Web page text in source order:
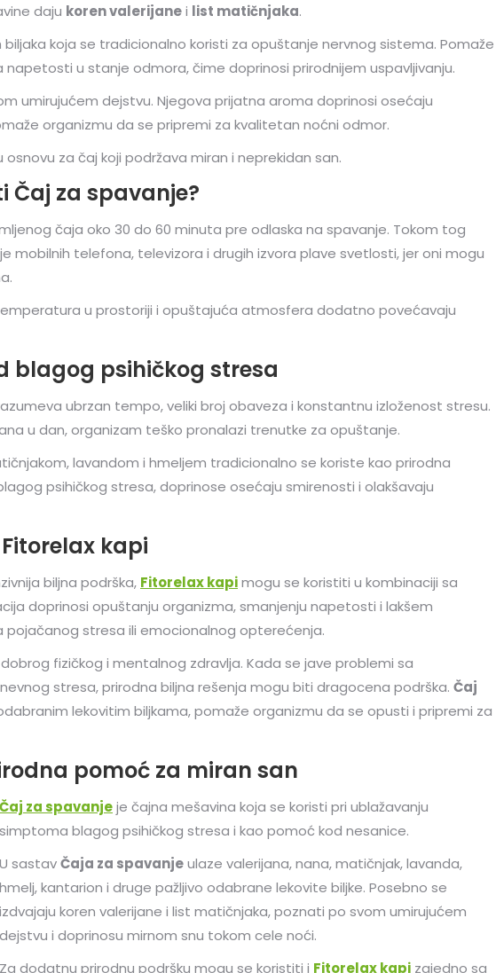
daju koren valerijanei list matičnjaka.
koja se tradicionalno koristi za opuštanje nervnog sistema. Pomaže
u stanje odmora, čime doprinosi prirodnijem uspavljivanju.
umirujućem dejstvu. Njegova prijatna aroma doprinosi osećaju
organizmu da se pripremi za kvalitetan noćni odmor.
za čaj koji podržava miran i neprekidan san.
Čaj za spavanje?
čaja oko 30 do 60 minuta pre odlaska na spavanje. Tokom tog
mobilnih telefona, televizora i drugih izvora plave svetlosti, jer oni mogu
u prostoriji i opuštajuća atmosfera dodatno povećavaju
blagog psihičkog stresa
ubrzan tempo, veliki broj obaveza i konstantnu izloženost stresu.
u dan, organizam teško pronalazi trenutke za opuštanje.
lavandom i hmeljem tradicionalno se koriste kao prirodna
psihičkog stresa, doprinose osećaju smirenosti i olakšavaju
kapi
biljna podrška, Fitorelax kapimogu se koristiti u kombinaciji sa
doprinosi opuštanju organizma, smanjenju napetosti i lakšem
pojačanog stresa ili emocionalnog opterećenja.
fizičkog i mentalnog zdravlja. Kada se jave problemi sa
stresa, prirodna biljna rešenja mogu biti dragocena podrška. Čaj
lekovitim biljkama, pomaže organizmu da se opusti i pripremi za
pomoć za miran san
Čaj za spavanjeje čajna mešavina koja se koristi pri ublažavanju
simptoma blagog psihičkog stresa i kao pomoć kod nesanice.
U sastavČaja za spavanjeulaze valerijana, nana, matičnjak, lavanda,
hmelj, kantarion i druge pažljivo odabrane lekovite biljke. Posebno se
izdvajaju koren valerijane i list matičnjaka, poznati po svom umirujućem
dejstvu i doprinosu mirnom snu tokom cele noći.
Za dodatnu prirodnu podršku mogu se koristiti i Fitorelax kapi zajedno sa